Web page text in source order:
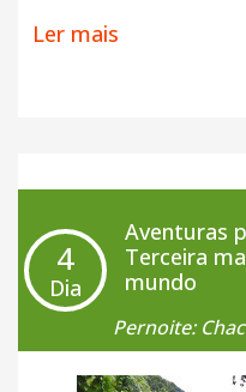
animais silvestres
exploradores, será
onde iremos explorar
espécies desta selva,
animais silvestres
Reserva Natural de
espécies diferentes de
Ler mais
4
Dia
Aventuras
Terceira
mundo
Pernoite: